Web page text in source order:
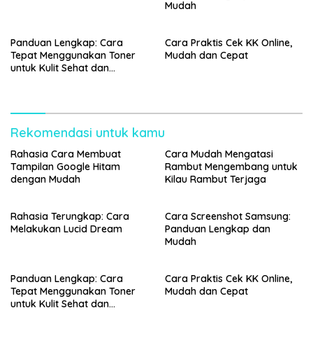
Mudah
Panduan Lengkap: Cara
Tepat Menggunakan Toner
untuk Kulit Sehat dan
Cara Praktis Cek KK Online,
Mudah dan Cepat
Rekomendasi untuk kamu
Rahasia Cara Membuat
Tampilan Google Hitam
dengan Mudah
Cara Mudah Mengatasi
Rambut Mengembang untuk
Kilau Rambut Terjaga
Rahasia Terungkap: Cara
Melakukan Lucid Dream
Cara Screenshot Samsung:
Panduan Lengkap dan
Mudah
Panduan Lengkap: Cara
Tepat Menggunakan Toner
untuk Kulit Sehat dan
Cara Praktis Cek KK Online,
Mudah dan Cepat